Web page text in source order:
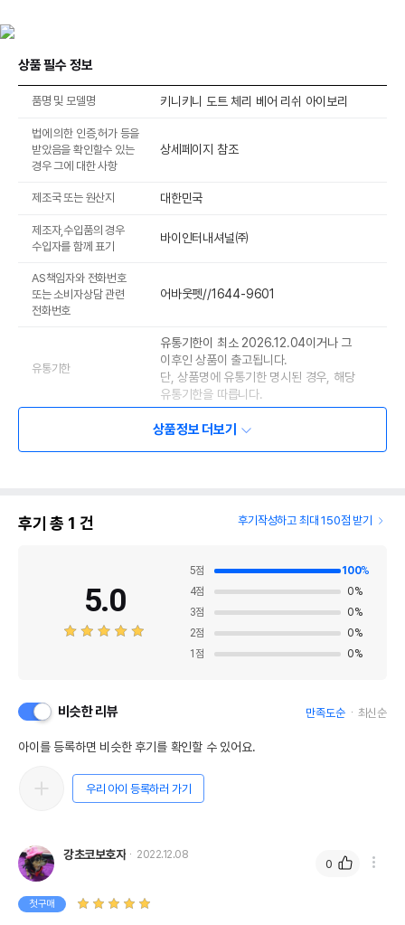
상품 필수 정보
품명 및 모델명 키니키니 도트 체리 베어 리쉬 아이보리
법에 의한 인증,허가 등을
받았음을 확인할수 있는
경우 그에 대한 사항
상세페이지 참조
제조국 또는 원산지 대한민국
제조자,수입품의 경우
수입자를 함께 표기
바이인터내셔널㈜
AS책임자와 전화번호
또는 소비자상담 관련
전화번호
어바웃펫//1644-9601
유통기한
유통기한이 최소 2026.12.04이거나 그
이후인 상품이 출고됩니다.
단, 상품명에 유통기한 명시된 경우, 해당
유통기한을 따릅니다.
상품정보 더보기
후기 총 1 건 후기작성하고 최대 150점 받기
5.0
5점 100%
4점 0%
3점 0%
2점 0%
1 점 0%
비슷한 리뷰 만족도순 최신순
아이를 등록하면 비슷한 후기를 확인할 수 있어요.
우리 아이 등록하러 가기
강초코보호자 2022.12.08
첫구매
0